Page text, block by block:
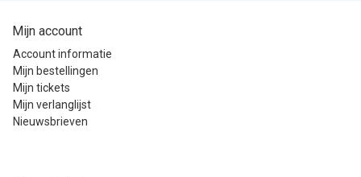
Mijn account
Account informatie
Mijn bestellingen
Mijn tickets
Mijn verlanglijst
Nieuwsbrieven